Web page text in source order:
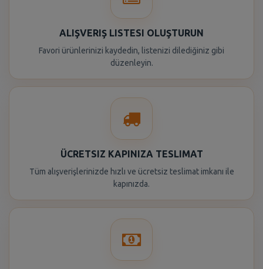
ALIŞVERIŞ LISTESI OLUŞTURUN
Favori ürünlerinizi kaydedin, listenizi dilediğiniz gibi
düzenleyin.
ÜCRETSIZ KAPINIZA TESLIMAT
Tüm alışverişlerinizde hızlı ve ücretsiz teslimat imkanı ile
kapınızda.